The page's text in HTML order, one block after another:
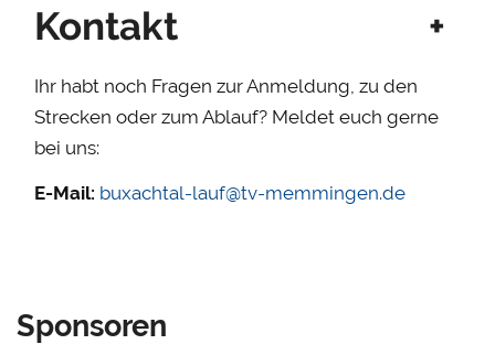
Kontakt +
Ihr habt noch Fragen zur Anmeldung, zu den
Strecken oder zum Ablauf? Meldet euch gerne
bei uns:
E-Mail: buxachtal-lauf@tv-memmingen.de
Sponsoren